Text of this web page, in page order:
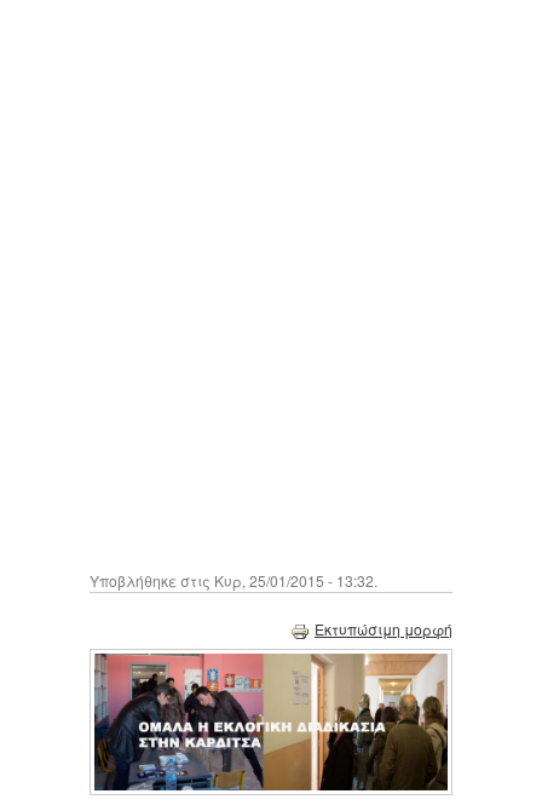
Υποβλήθηκε στις Κυρ, 25/01/2015 - 13:32.
Εκτυπώσιμη μορφή